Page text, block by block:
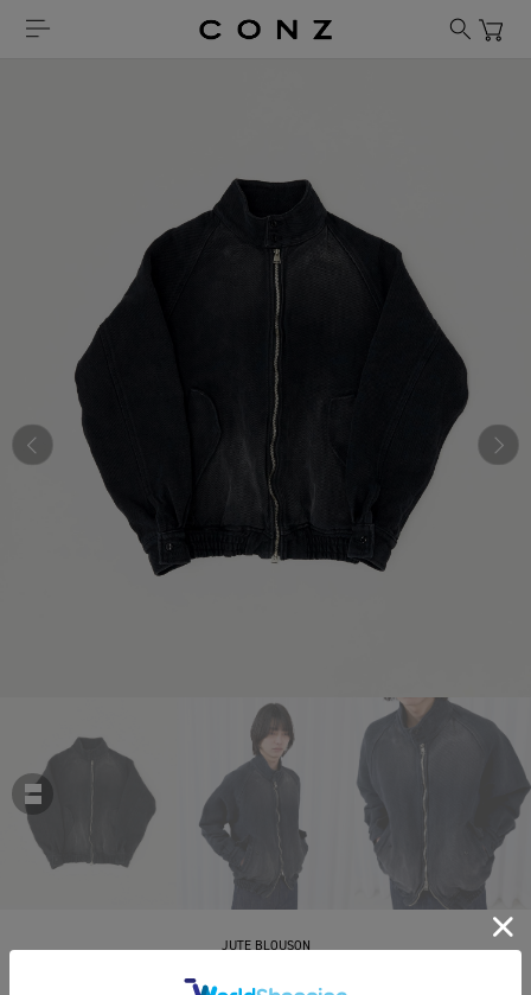
JUTE BLOUSON
￥79,200